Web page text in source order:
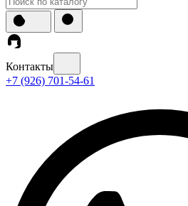
Контакты
+7 (926) 701-54-61